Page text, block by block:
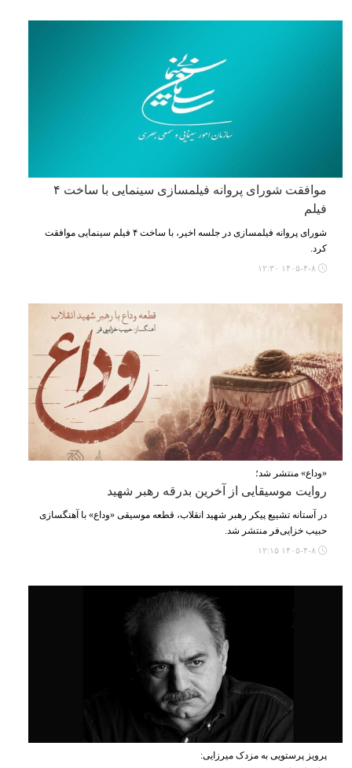
موافقت شورای پروانه فیلمسازی سینمایی با ساخت ۴
فیلم‌
شورای پروانه فیلمسازی در جلسه اخیر، با ساخت ۴ فیلم‌ سینمایی موافقت
کرد.
«وداع» منتشر شد؛
روایت موسیقایی از آخرین بدرقه رهبر شهید
در آستانه تشییع پیکر رهبر شهید انقلاب، قطعه موسیقی «وداع» با آهنگسازی
حبیب خزایی‌فر منتشر شد.
پرویز پرستویی به مزدک میرزایی: